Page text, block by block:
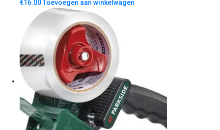
€16.00Toevoegen aan winkelwagen